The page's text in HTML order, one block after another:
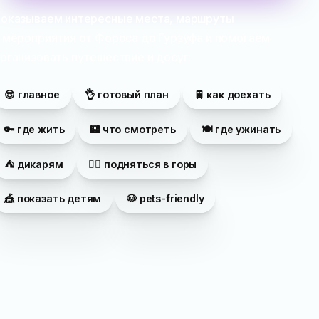
😎 главное 👌 готовый план 🚆 как доехать
🔑 где жить 🏰 что смотреть 🍽 где ужинать
⛺️ дикарям 🦸‍♂️ подняться в горы
🎪 показать детям 🐶 pets-friendly